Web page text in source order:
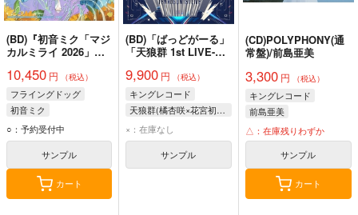
(BD)『初音ミク「マジ
カルミライ 2026」』
10,450 円 （税込）
フライングドッグ
初音ミク
○：予約受付中
サンプル
カート
(BD)「ばっどがーる」
「天狼群 1st LIVE-フ
9,900 円 （税込）
キングレコード
天狼群(橘杏咲×花宮初奈×松岡美里×花井美春)
×：在庫なし
サンプル
(CD)POLYPHONY(通
常盤)/前島亜美
3,300円 （税込）
キングレコード
前島亜美
△：在庫残りわずか
サンプル
カート